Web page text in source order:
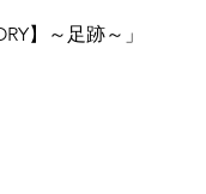
】～足跡～」